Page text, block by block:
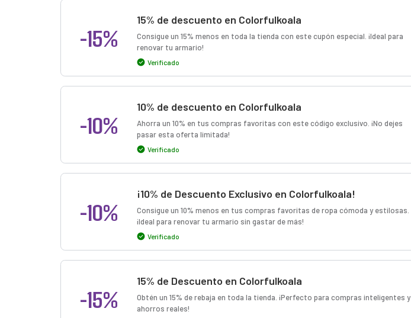
-15%
15% de descuento en Colorfulkoala
Consigue un 15% menos en toda la tienda con este cupón especial. ¡Ideal para
renovar tu armario!
Verificado
-10%
10% de descuento en Colorfulkoala
Ahorra un 10% en tus compras favoritas con este código exclusivo. ¡No dejes
pasar esta oferta limitada!
Verificado
-10%
¡10% de Descuento Exclusivo en Colorfulkoala!
Consigue un 10% menos en tus compras favoritas de ropa cómoda y estilosas.
¡Ideal para renovar tu armario sin gastar de más!
Verificado
-15%
15% de Descuento en Colorfulkoala
Obtén un 15% de rebaja en toda la tienda. ¡Perfecto para compras inteligentes y
ahorros reales!